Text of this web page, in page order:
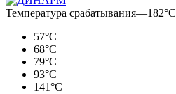
Температура срабатывания—182°С
57°С
68°С
79°С
93°С
141°С